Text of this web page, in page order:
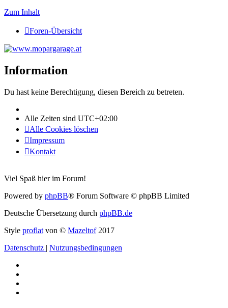
Zum Inhalt
Foren-Übersicht
Information
Du hast keine Berechtigung, diesen Bereich zu betreten.
Alle Zeiten sind UTC+02:00
Alle Cookies löschen
Impressum
Kontakt
Viel Spaß hier im Forum!
Powered by phpBB® Forum Software © phpBB Limited
Deutsche Übersetzung durch phpBB.de
Style proflat von © Mazeltof2017
Datenschutz | Nutzungsbedingungen